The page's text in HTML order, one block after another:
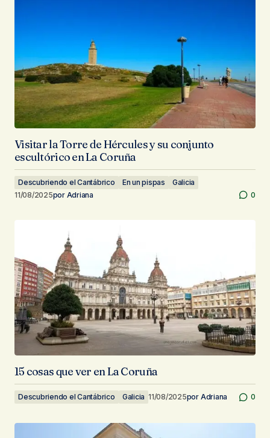
Visitar la Torre de Hércules y su conjunto
escultórico en La Coruña
Descubriendo el Cantábrico En un pispas
Galicia
11/08/2025por Adriana 0
15 cosas que ver en La Coruña
Descubriendo el Cantábrico Galicia 11/08/2025por Adriana 0